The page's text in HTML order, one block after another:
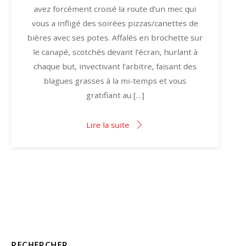
avez forcément croisé la route d’un mec qui
vous a infligé des soirées pizzas/canettes de
bières avec ses potes. Affalés en brochette sur
le canapé, scotchés devant l’écran, hurlant à
chaque but, invectivant l’arbitre, faisant des
blagues grasses à la mi-temps et vous
gratifiant au […]
Lire la suite